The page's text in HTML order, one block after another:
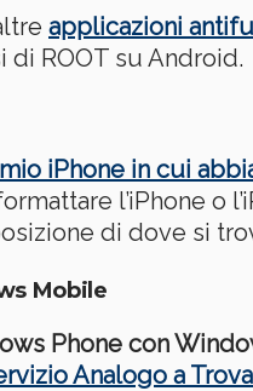
applicazioni
ROOT su Android.
iPhone in cui
l’iPhone o
di dove si
Mobile
Phone con
Analogo a